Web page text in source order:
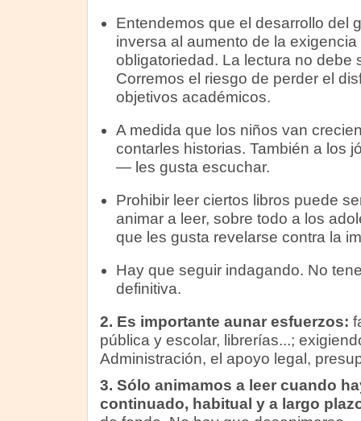
Entendemos que el desarrollo del
inversa al aumento de la
obligatoriedad. La lectura no debe
Corremos el riesgo de perder el
objetivos académicos.
A medida que los niños van
contarles historias. También a los
— les gusta escuchar.
Prohibir leer ciertos libros puede
animar a leer, sobre todo a los
que les gusta revelarse contra la
Hay que seguir indagando. No
definitiva.
2. Es importante aunar esfuerzos:
pública y escolar, librerías...;
Administración, el apoyo legal,
3. Sólo animamos a leer cuando
continuado, habitual y a largo